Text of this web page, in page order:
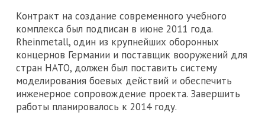
Контракт на создание современного учебного
комплекса был подписан в июне 2011 года.
Rheinmetall, один из крупнейших оборонных
концернов Германии и поставщик вооружений для
стран НАТО, должен был поставить систему
моделирования боевых действий и обеспечить
инженерное сопровождение проекта. Завершить
работы планировалось к 2014 году.